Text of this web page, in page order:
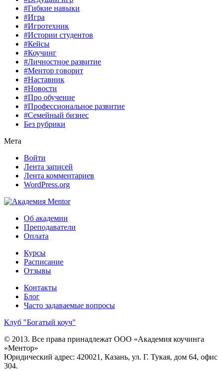
#Гибкие навыки
#Игра
#Игротехник
#Истории студентов
#Кейсы
#Коучинг
#Личностное развитие
#Ментор говорит
#Наставник
#Новости
#Про обучение
#Профессиональное развитие
#Семейный бизнес
Без рубрики
Мета
Войти
Лента записей
Лента комментариев
WordPress.org
Об академии
Преподаватели
Оплата
Курсы
Расписание
Отзывы
Контакты
Блог
Часто задаваемые вопросы
Клуб "Богатый коуч"
© 2013. Все права принадлежат ООО «Академия коучинга
«Ментор»
Юридический адрес: 420021, Казань, ул. Г. Тукая, дом 64, офис
304.